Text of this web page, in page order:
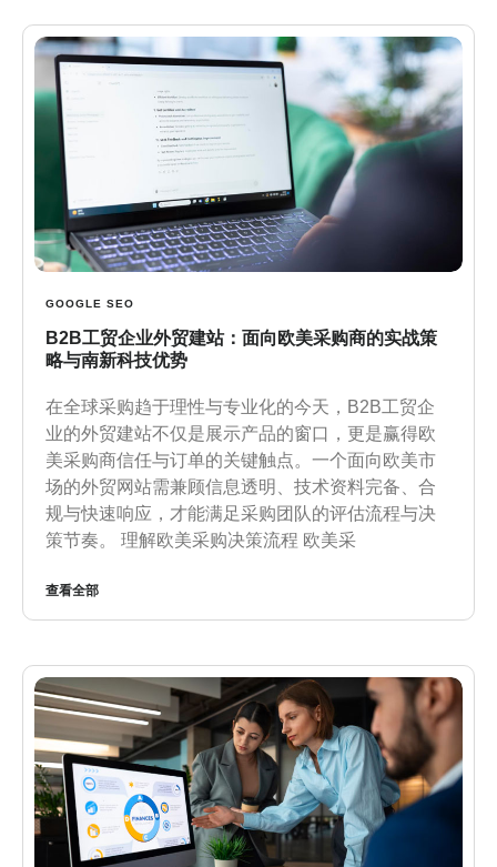
GOOGLE SEO
B2B工贸企业外贸建站：面向欧美采购商的实战策
略与南新科技优势
在全球采购趋于理性与专业化的今天，B2B工贸企
业的外贸建站不仅是展示产品的窗口，更是赢得欧
美采购商信任与订单的关键触点。一个面向欧美市
场的外贸网站需兼顾信息透明、技术资料完备、合
规与快速响应，才能满足采购团队的评估流程与决
策节奏。 理解欧美采购决策流程 欧美采
查看全部